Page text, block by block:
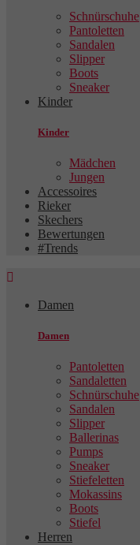
Schnürschuhe
Pantoletten
Sandalen
Slipper
Boots
Sneaker
Kinder
Kinder
Mädchen
Jungen
Accessoires
Rieker
Skechers
Bewertungen
#Trends

Damen
Damen
Pantoletten
Sandaletten
Schnürschuhe
Sandalen
Slipper
Ballerinas
Pumps
Sneaker
Stiefeletten
Mokassins
Boots
Stiefel
Herren